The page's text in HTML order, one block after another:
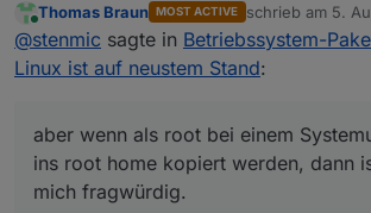
dann ist Linux für mich fragwürdig.
bin brav als User mit sudo
pauschalen Antworten „warum als
Online
Thomas Braun MOST ACTIVE schrieb am 5.
zuletzt editiert
@stenmic sagte in Betriebssystem-
Linux ist auf neustem Stand:
aber wenn als root bei einem
ins root home kopiert werden, dann
mich fragwürdig.